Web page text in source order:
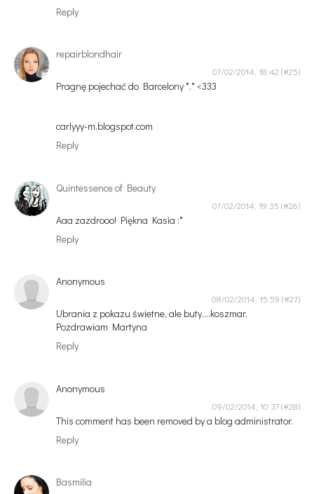
Reply
repairblondhair
07/02/2014, 18:42
Pragnę pojechać do Barcelony *.* <333
carlyyy-m.blogspot.com
Reply
Quintessence of Beauty
07/02/2014, 19:35
Aaa zazdrooo! Piękna Kasia :*
Reply
Anonymous
08/02/2014, 15:59
Ubrania z pokazu świetne, ale buty....koszmar.
Pozdrawiam Martyna
Reply
Anonymous
09/02/2014, 10:37
This comment has been removed by a blog administrator.
Reply
Basmilia